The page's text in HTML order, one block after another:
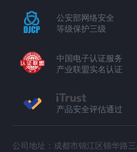
公安部网络安全
等级保护三级
中国电子认证服务
产业联盟实名认证
产品安全评估通过
公司地址：成都市锦江区锦华路